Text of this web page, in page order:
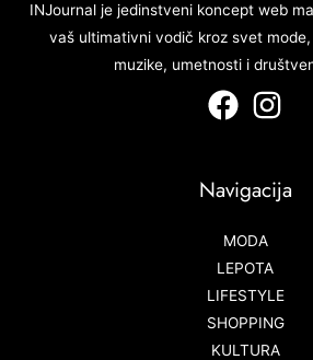
INJournal je jedinstveni koncept web
vaš ultimativni vodič kroz svet
muzike, umetnosti i
Navigacija
MODA
LEPOTA
LIFESTYLE
SHOPPING
KULTURA